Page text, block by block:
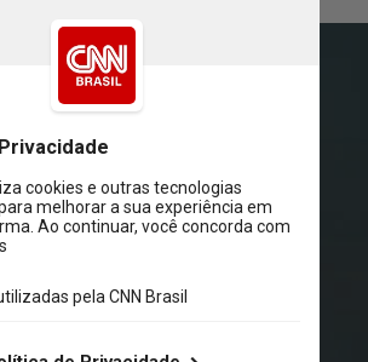
de
apontou que o
verdade